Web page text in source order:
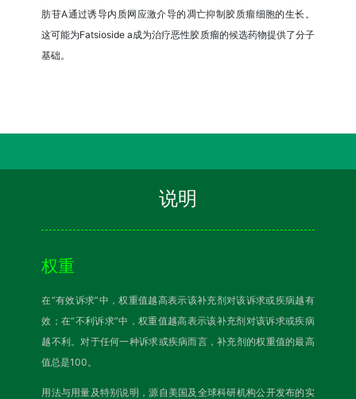
肪苷A通过诱导内质网应激介导的凋亡抑制胶质瘤细胞的生长。
这可能为Fatsioside a成为治疗恶性胶质瘤的候选药物提供了分子
基础。
说明
权重
在“有效诉求”中，权重值越高表示该补充剂对该诉求或疾病越有
效；在“不利诉求”中，权重值越高表示该补充剂对该诉求或疾病
越不利。对于任何一种诉求或疾病而言，补充剂的权重值的最高
值总是100。
用法与用量及特别说明，源自美国及全球科研机构公开发布的实